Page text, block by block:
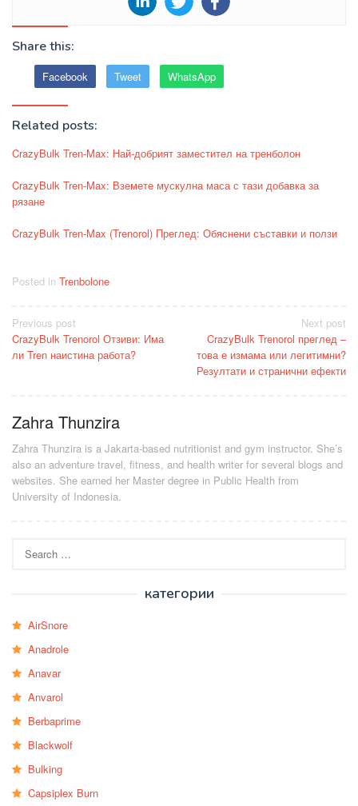
Share this:
Facebook Tweet WhatsApp
Related posts:
CrazyBulk Tren-Max: Най-добрият заместител на тренболон
CrazyBulk Tren-Max: Вземете мускулна маса с тази добавка за
рязане
CrazyBulk Tren-Max (Trenorol) Преглед: Обяснени съставки и ползи
Posted in Trenbolone
Post
navigation
Previous post
CrazyBulk Trenorol Отзиви: Има
ли Tren наистина работа?
Next post
CrazyBulk Trenorol преглед –
това е измама или легитимни?
Резултати и странични ефекти
Zahra Thunzira
Zahra Thunzira is a Jakarta-based nutritionist and gym instructor. She’s
also an adventure travel, fitness, and health writer for several blogs and
websites. She earned her Master degree in Public Health from
University of Indonesia.
for:
категории
AirSnore
Anadrole
Anavar
Anvarol
Berbaprime
Blackwolf
Bulking
Capsiplex Burn